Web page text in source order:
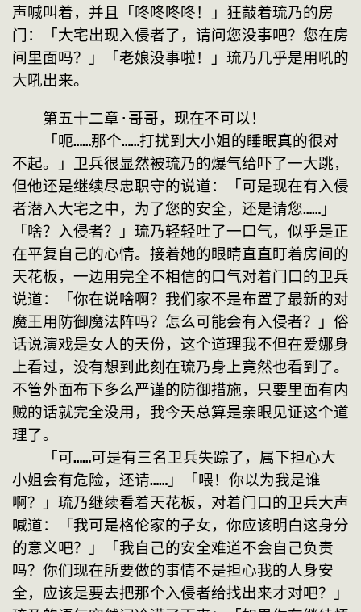
声喊叫着，并且「咚咚咚咚！」狂敲着琉乃的房
门：「大宅出现入侵者了，请问您没事吧？您在房
间里面吗？」「老娘没事啦！」琉乃几乎是用吼的
大吼出来。
第五十二章·哥哥，现在不可以！
「呃……那个……打扰到大小姐的睡眠真的很对
不起。」卫兵很显然被琉乃的爆气给吓了一大跳，
但他还是继续尽忠职守的说道：「可是现在有入侵
者潜入大宅之中，为了您的安全，还是请您……」
「啥？入侵者？」琉乃轻轻吐了一口气，似乎是正
在平复自己的心情。接着她的眼睛直直盯着房间的
天花板，一边用完全不相信的口气对着门口的卫兵
说道：「你在说啥啊？我们家不是布置了最新的对
魔王用防御魔法阵吗？怎么可能会有入侵者？」俗
话说演戏是女人的天份，这个道理我不但在爱娜身
上看过，没有想到此刻在琉乃身上竟然也看到了。
不管外面布下多么严谨的防御措施，只要里面有内
贼的话就完全没用，我今天总算是亲眼见证这个道
理了。
「可……可是有三名卫兵失踪了，属下担心大
小姐会有危险，还请……」「喂！你以为我是谁
啊？」琉乃继续看着天花板，对着门口的卫兵大声
喊道：「我可是格伦家的子女，你应该明白这身分
的意义吧？」「我自己的安全难道不会自己负责
吗？你们现在所要做的事情不是担心我的人身安
全，应该是要去把那个入侵者给找出来才对吧？」